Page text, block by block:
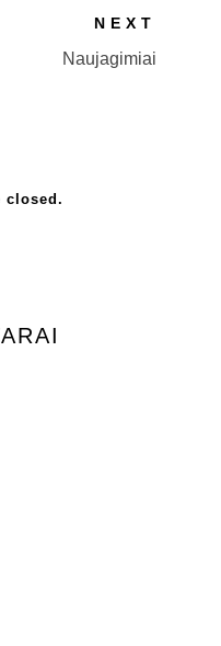
NEXT
Naujagimiai
closed.